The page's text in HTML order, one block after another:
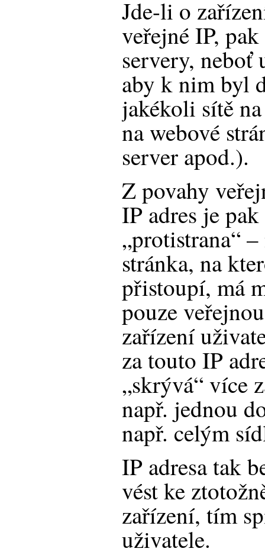
Jde-li o
veřejné IP,
servery, neboť
aby k nim byl
jakékoli sítě
na webové
server apod.).
Z povahy
IP adres je
„protistrana“
stránka, na
přistoupí, má
pouze
zařízení
za touto IP
„skrývá“ více
např. jednou
např. celým
IP adresa tak
vést ke
zařízení, tím
uživatele.